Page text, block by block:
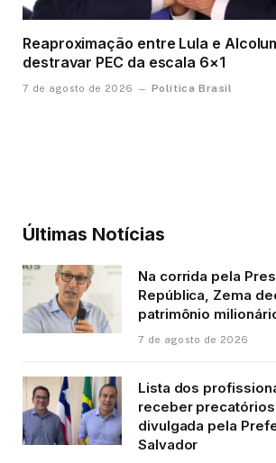
Reaproximação entre Lula e
destravar PEC da escala 6×1
7 de agosto de 2026 Política Brasil
Últimas Notícias
Na corrida pela
República, Zema
patrimônio
7 de agosto de 2026
Lista dos
receber precatórios
divulgada pela
Salvador